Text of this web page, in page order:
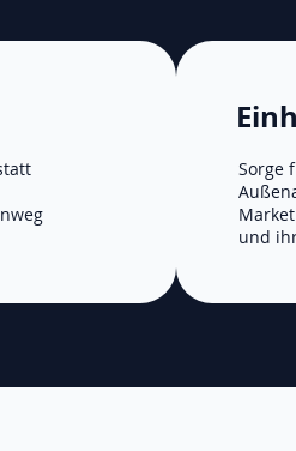
Sorge
und